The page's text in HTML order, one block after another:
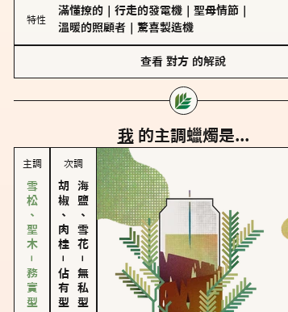
特性
滿懂撩的 行走的發電機 聖母情節
溫暖的照顧者
驚喜製造機
查看 對方 的解說
我 的主調蠟燭是...
主調
雪松、聖木－務實型
次調
胡椒、肉桂
－
佔有型
海鹽、雪花
－
無私型